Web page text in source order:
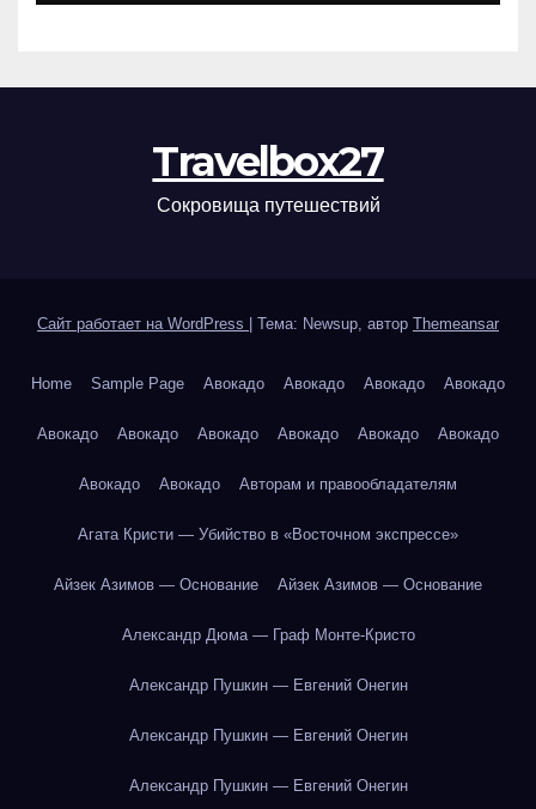
Travelbox27
Сокровища путешествий
Сайт работает на WordPress Тема: Newsup, автор Themeansar
Home Sample Page Авокадо Авокадо Авокадо Авокадо
Авокадо Авокадо Авокадо Авокадо Авокадо Авокадо
Авокадо Авокадо Авторам и правообладателям
Агата Кристи — Убийство в «Восточном экспрессе»
Айзек Азимов — Основание Айзек Азимов — Основание
Александр Дюма — Граф Монте-Кристо
Александр Пушкин — Евгений Онегин
Александр Пушкин — Евгений Онегин
Александр Пушкин — Евгений Онегин